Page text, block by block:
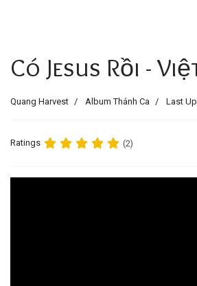
Có Jesus Rồi -
Quang Harvest Album Thánh Ca Last
Ratings (2)